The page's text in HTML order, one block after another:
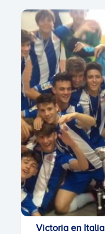
Victoria en Italia